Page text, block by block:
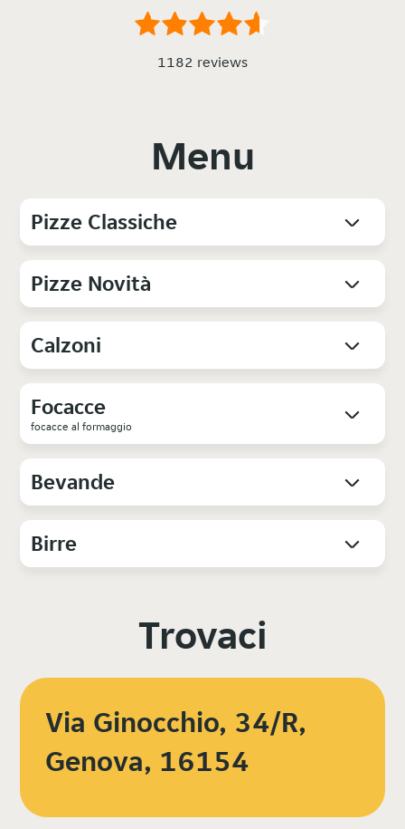
1182 reviews
Menu
Pizze Classiche
Pizze Novità
Calzoni
Focacce
focacce al formaggio
Bevande
Birre
Trovaci
Via Ginocchio, 34/R,
Genova, 16154